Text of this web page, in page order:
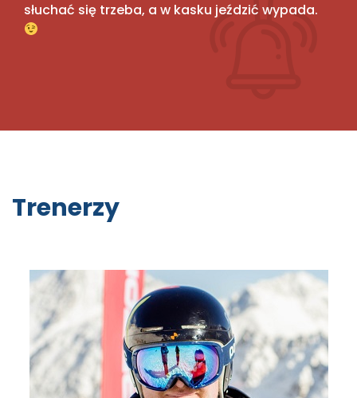
słuchać się trzeba, a w kasku jeździć wypada.
Trenerzy